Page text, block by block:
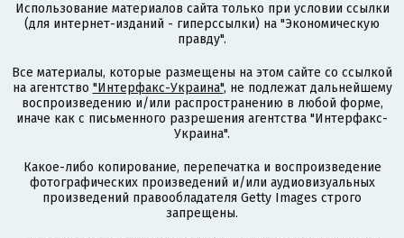
Использование материалов сайта только при условии ссылки
(для интернет-изданий - гиперссылки) на "Экономическую
правду".
Все материалы, которые размещены на этом сайте со ссылкой
на агентство "Интерфакс-Украина", не подлежат дальнейшему
воспроизведению и/или распространению в любой форме,
иначе как с письменного разрешения агентства "Интерфакс-
Украина".
Какое-либо копирование, перепечатка и воспроизведение
фотографических произведений и/или аудиовизуальных
произведений правообладателя Getty Images строго
запрещены.